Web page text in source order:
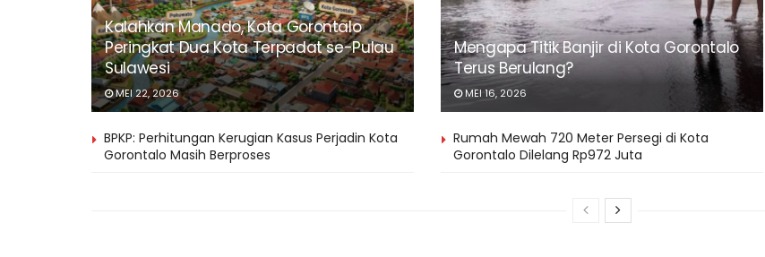
Kalahkan Manado, Kota Gorontalo
Peringkat Dua Kota Terpadat se-Pulau
Sulawesi
MEI 22, 2026
Mengapa Titik Banjir di Kota Gorontalo
Terus Berulang?
MEI 16, 2026
BPKP: Perhitungan Kerugian Kasus Perjadin Kota
Gorontalo Masih Berproses
Rumah Mewah 720 Meter Persegi di Kota
Gorontalo Dilelang Rp972 Juta